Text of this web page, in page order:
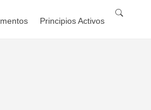
Principios Activos